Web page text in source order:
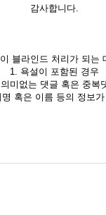
감사합니다.
블라인드 처리가 되는
1. 욕설이 포함된 경우
미없는 댓글 혹은 중복
혹은 이름 등의 정보